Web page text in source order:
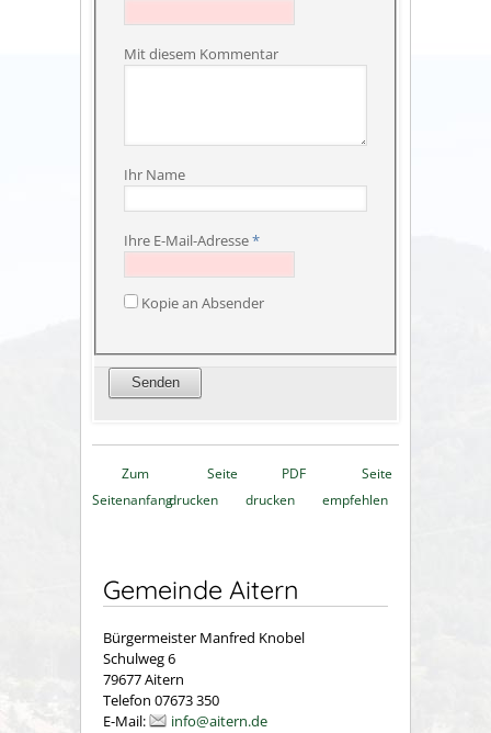
Mit diesem Kommentar
Ihr Name
Ihre E-Mail-Adresse*
Kopie an Absender
Zum
Seitenanfang
Seite
drucken
PDF
drucken
Seite
empfehlen
Gemeinde Aitern
Bürgermeister Manfred Knobel
Schulweg 6
79677 Aitern
Telefon 07673 350
E-Mail:
info@aitern.de